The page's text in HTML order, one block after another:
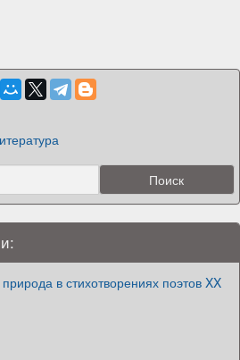
в стихотворениях поэтов XX